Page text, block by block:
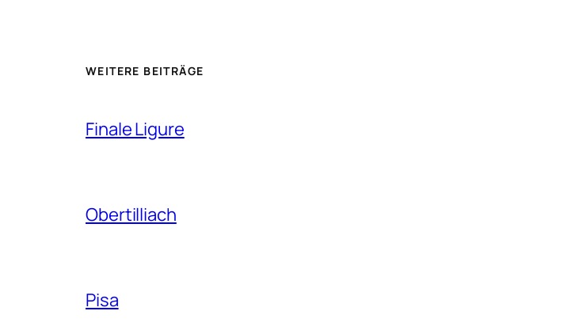
WEITERE BEITRÄGE
Finale Ligure
Obertilliach
Pisa